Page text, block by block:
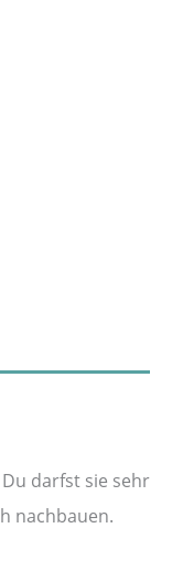
darfst sie sehr
nachbauen.